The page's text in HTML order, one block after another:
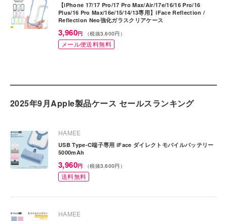
【iPhone 17/17 Pro/17 Pro Max/Air/17e/16/16 Pro/16
Plus/16 Pro Max/16e/15/14/13専用】iFace Reflection /
Reflection Neo強化ガラスクリアケース
特
価
3,960円 （税抜3,600円）
メール便送料無料
2025年9月Apple製品ケース セールスランキング
HAMEE
USB Type-C端子専用 iFace ダイレクトモバイルバッテリー
5000mAh
特
価
3,960円 （税抜3,600円）
送料無料
HAMEE